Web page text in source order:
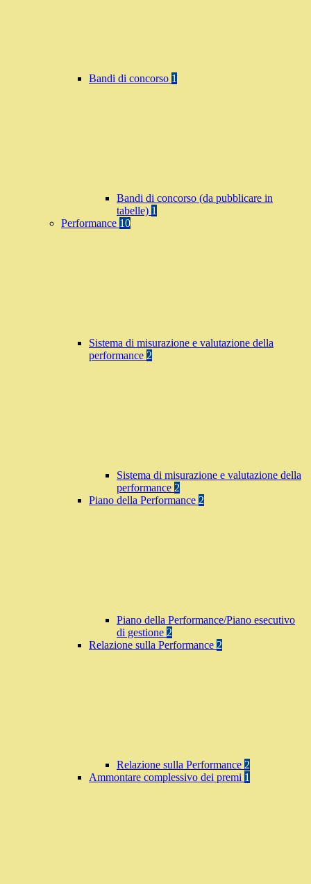
Bandi di concorso 1
Bandi di concorso (da pubblicare in
tabelle) 1
Performance 10
Sistema di misurazione e valutazione della
performance 2
Sistema di misurazione e valutazione della
performance 2
Piano della Performance 2
Piano della Performance/Piano esecutivo
di gestione 2
Relazione sulla Performance 2
Relazione sulla Performance 2
Ammontare complessivo dei premi 1